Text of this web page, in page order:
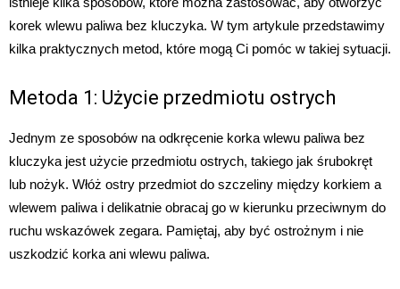
korek wlewu paliwa bez kluczyka. W tym artykule przedstawimy
kilka praktycznych metod, które mogą Ci pomóc w takiej sytuacji.
Metoda 1: Użycie przedmiotu ostrych
Jednym ze sposobów na odkręcenie korka wlewu paliwa bez
kluczyka jest użycie przedmiotu ostrych, takiego jak śrubokręt
lub nożyk. Włóż ostry przedmiot do szczeliny między korkiem a
wlewem paliwa i delikatnie obracaj go w kierunku przeciwnym do
ruchu wskazówek zegara. Pamiętaj, aby być ostrożnym i nie
uszkodzić korka ani wlewu paliwa.